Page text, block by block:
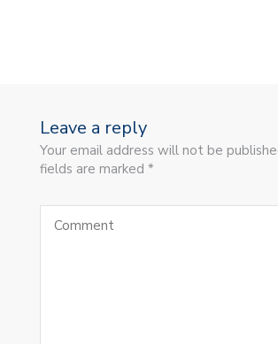
Leave a reply
Your email address will not be
fields are marked *